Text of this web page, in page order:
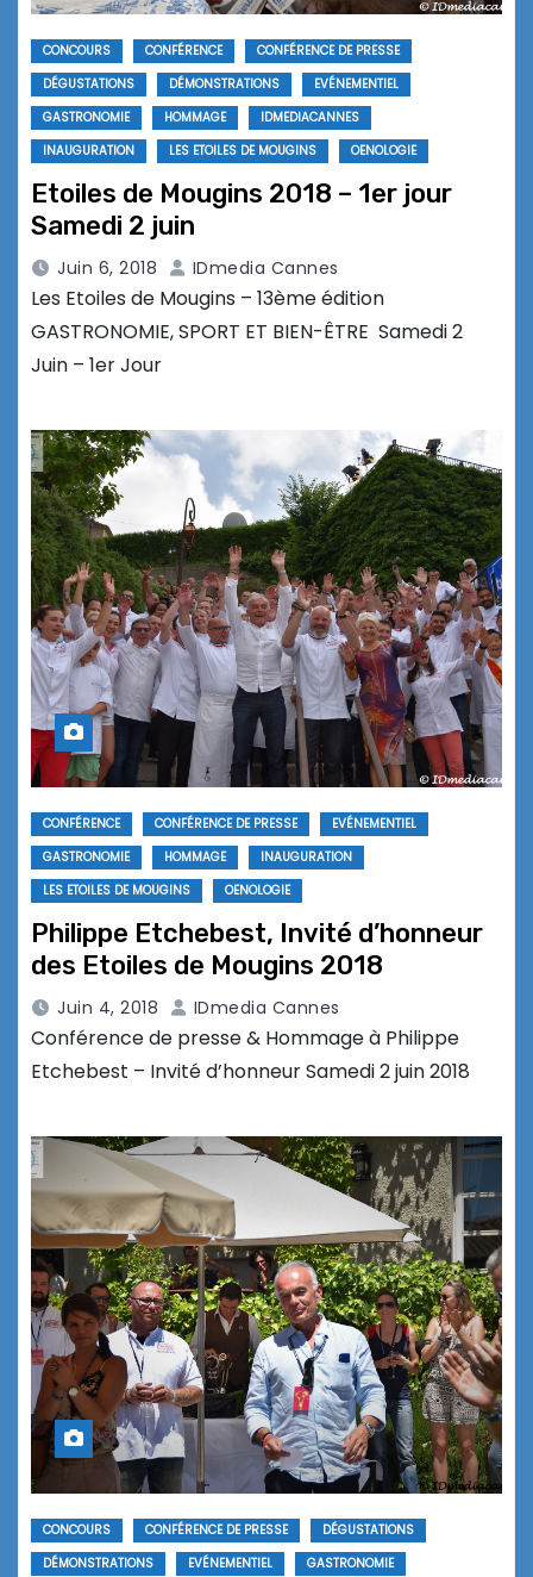
CONCOURS CONFÉRENCE
CONFÉRENCE DE PRESSE
DÉGUSTATIONS
DÉMONSTRATIONS
EVÉNEMENTIEL
GASTRONOMIE
HOMMAGE
IDMEDIACANNES
INAUGURATION
LES ETOILES DE MOUGINS OENOLOGIE
Etoiles de Mougins 2018 – 1er jour
Samedi 2 juin
Juin 6, 2018 IDmedia Cannes
Les Etoiles de Mougins – 13ème édition
GASTRONOMIE, SPORT ET BIEN-ÊTRE Samedi 2
Juin – 1er Jour
CONFÉRENCE CONFÉRENCE DE PRESSE
EVÉNEMENTIEL
GASTRONOMIE
HOMMAGE
INAUGURATION
LES ETOILES DE MOUGINS
OENOLOGIE
Philippe Etchebest, Invité d’honneur
des Etoiles de Mougins 2018
Juin 4, 2018 IDmedia Cannes
Conférence de presse & Hommage à Philippe
Etchebest – Invité d’honneur Samedi 2 juin 2018
CONCOURS CONFÉRENCE DE PRESSE
DÉGUSTATIONS
DÉMONSTRATIONS
EVÉNEMENTIEL
GASTRONOMIE